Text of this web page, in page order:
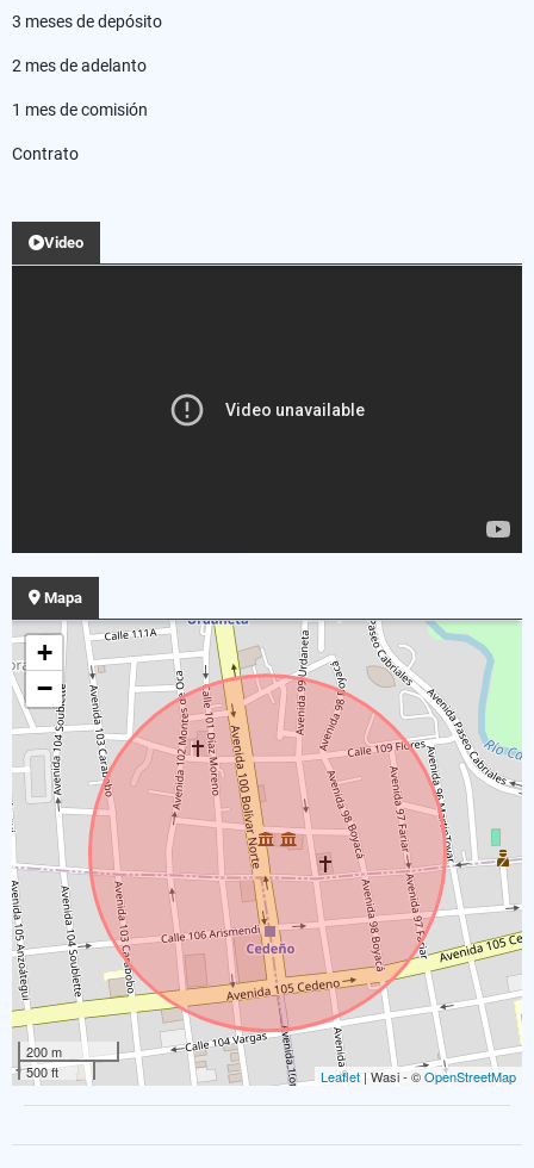
3 meses de depósito
2 mes de adelanto
1 mes de comisión
Contrato
Video
Mapa
+
−
200 m
500 ft
Leaflet | Wasi - ©OpenStreetMap